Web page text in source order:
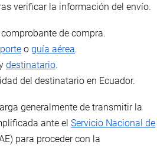
verificar la información del envío.
de compra.
o guía aérea.
destinatario.
del destinatario en Ecuador.
generalmente de transmitir la
ante el Servicio Nacional de
para proceder con la